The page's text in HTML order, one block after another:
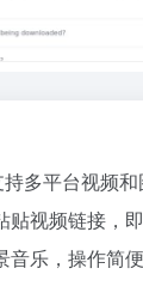
多平台视频
贴视频链接，
乐，操作简